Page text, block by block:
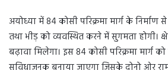
अयोध्या में 84 कोसी परिक्रमा मार्ग के निर्माण
तथा भीड़ को व्यवस्थित करने में सुगमता होगी।
बढ़ावा मिलेगा। इस 84 कोसी परिक्रमा मार्ग